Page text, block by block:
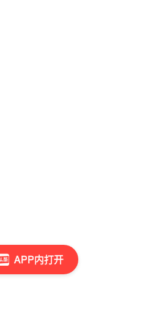
APP内打开